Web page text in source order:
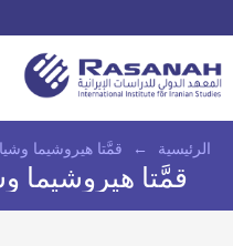
الرئيسية ← قمَّتا هيروشيما
قمَّتا هيروشيما